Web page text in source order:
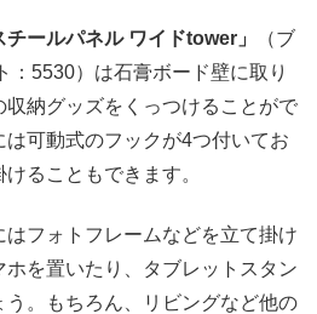
チールパネル ワイドtower」
（ブ
：5530）は石膏ボード壁に取り
納グッズをくっつけることがで
可動式のフックが4つ付いてお
ることもできます。
フォトフレームなどを立て掛け
を置いたり、タブレットスタン
う。もちろん、リビングなど他の